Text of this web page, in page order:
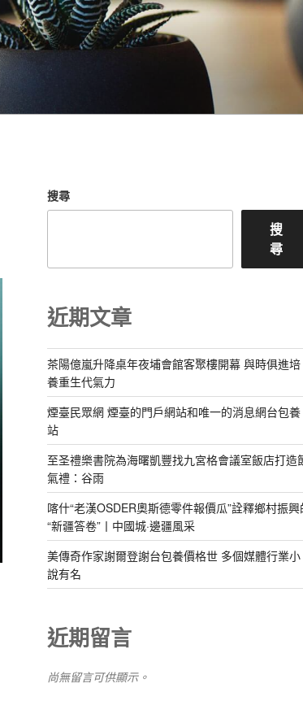
搜尋
搜
尋
近期文章
茶陽億嵐升降桌年夜埔會館客聚樓開幕 與時俱進培
養重生代氣力
煙臺民眾網 煙臺的門戶網站和唯一的消息網台包養
站
至圣禮樂書院為海曙凱豐找九宮格會議室飯店打造
氣禮：谷雨
喀什“老漢OSDER奧斯德零件報價瓜”詮釋鄉村振興
“新疆答卷”丨中國城·邊疆風采
美傳奇作家謝爾登謝台包養價格世 多個媒體行業小
說有名
近期留言
尚無留言可供顯示。